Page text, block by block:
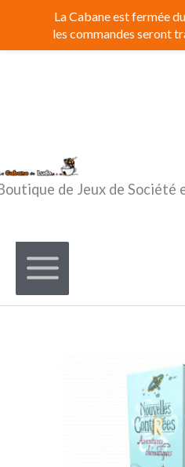
contenu
de Jeux de Société
La Cabane est fermée
les commandes seront